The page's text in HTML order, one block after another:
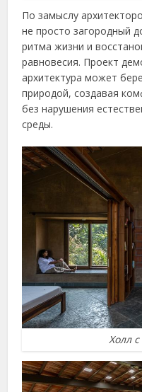
По замыслу
не просто загородный
ритма жизни и
равновесия. Проект
архитектура может
природой, создавая
без нарушения
среды.
Холл